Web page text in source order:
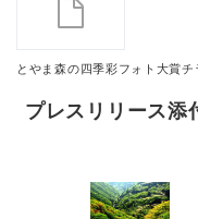
とやま森の四季彩フォト大賞チ
プレスリリース添